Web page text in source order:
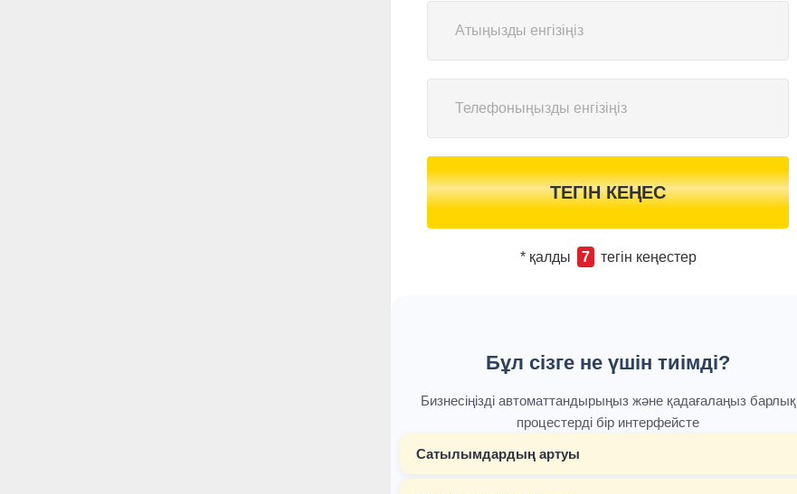
ТЕГІН КЕҢЕС
* қалды 7 тегін кеңестер
Бұл сізге не үшін тиімді?
Бизнесіңізді автоматтандырыңыз және қадағалаңыз барлық
процестерді бір интерфейсте
Сатылымдардың артуы